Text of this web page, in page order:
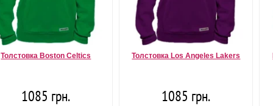
Толстовка Boston Celtics
1085 грн.
Толстовка Los Angeles Lakers
1085 грн.